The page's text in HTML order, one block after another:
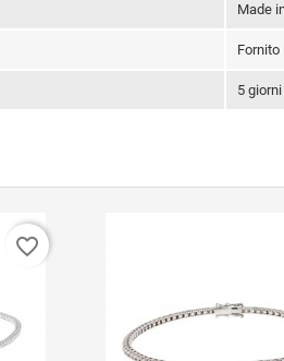
Made
5
favorite_border